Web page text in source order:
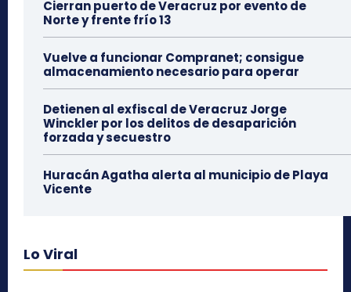
Cierran puerto de Veracruz por evento de
Norte y frente frío 13
Vuelve a funcionar Compranet; consigue
almacenamiento necesario para operar
Detienen al exfiscal de Veracruz Jorge
Winckler por los delitos de desaparición
forzada y secuestro
Huracán Agatha alerta al municipio de Playa
Vicente
Lo Viral